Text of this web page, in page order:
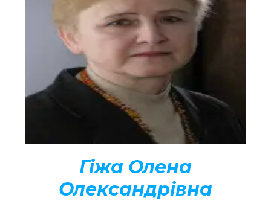
Гіжа Олена
Олександрівна